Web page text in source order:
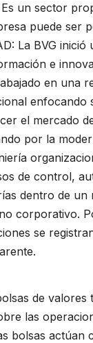
un sector
puede ser
La BVG
e
en una
enfocando
el mercado
por la
de control,
dentro de un
corporativo.
se
de valores
las
bolsas actúan